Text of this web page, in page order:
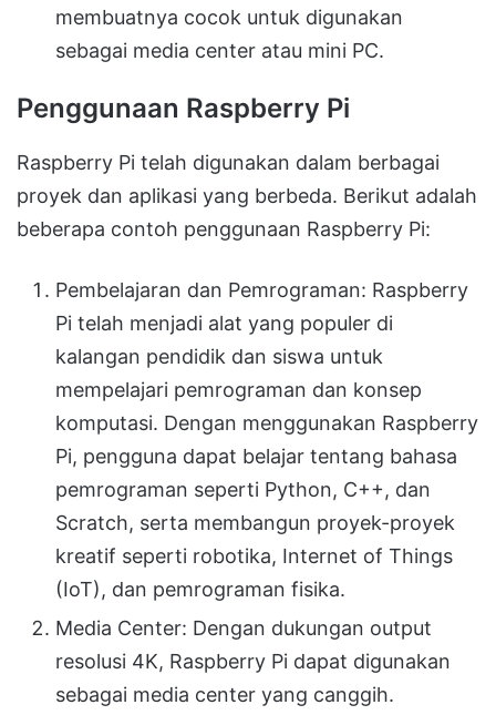
membuatnya cocok untuk digunakan
sebagai media center atau mini PC.
Penggunaan Raspberry Pi
Raspberry Pi telah digunakan dalam berbagai
proyek dan aplikasi yang berbeda. Berikut adalah
beberapa contoh penggunaan Raspberry Pi:
Pembelajaran dan Pemrograman: Raspberry
Pi telah menjadi alat yang populer di
kalangan pendidik dan siswa untuk
mempelajari pemrograman dan konsep
komputasi. Dengan menggunakan Raspberry
Pi, pengguna dapat belajar tentang bahasa
pemrograman seperti Python, C++, dan
Scratch, serta membangun proyek-proyek
kreatif seperti robotika, Internet of Things
(IoT), dan pemrograman fisika.
Media Center: Dengan dukungan output
resolusi 4K, Raspberry Pi dapat digunakan
sebagai media center yang canggih.